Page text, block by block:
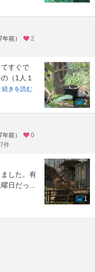
前）
2
すぐで
（1人１
続きを読む
2
前）
0
件
した。有
日だっ
1